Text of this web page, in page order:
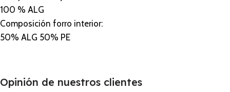
100 % ALG
Composición forro interior:
50% ALG 50% PE
Opinión de nuestros clientes